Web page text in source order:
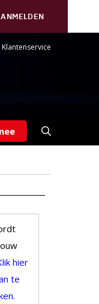
Klantenservice
hier
te